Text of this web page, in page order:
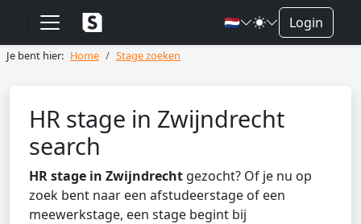
🇳🇱 Login
Je bent hier: Home Stage zoeken
HR stage in Zwijndrecht
search
HR stage in Zwijndrecht gezocht? Of je nu op
zoek bent naar een afstudeerstage of een
meewerkstage, een stage begint bij